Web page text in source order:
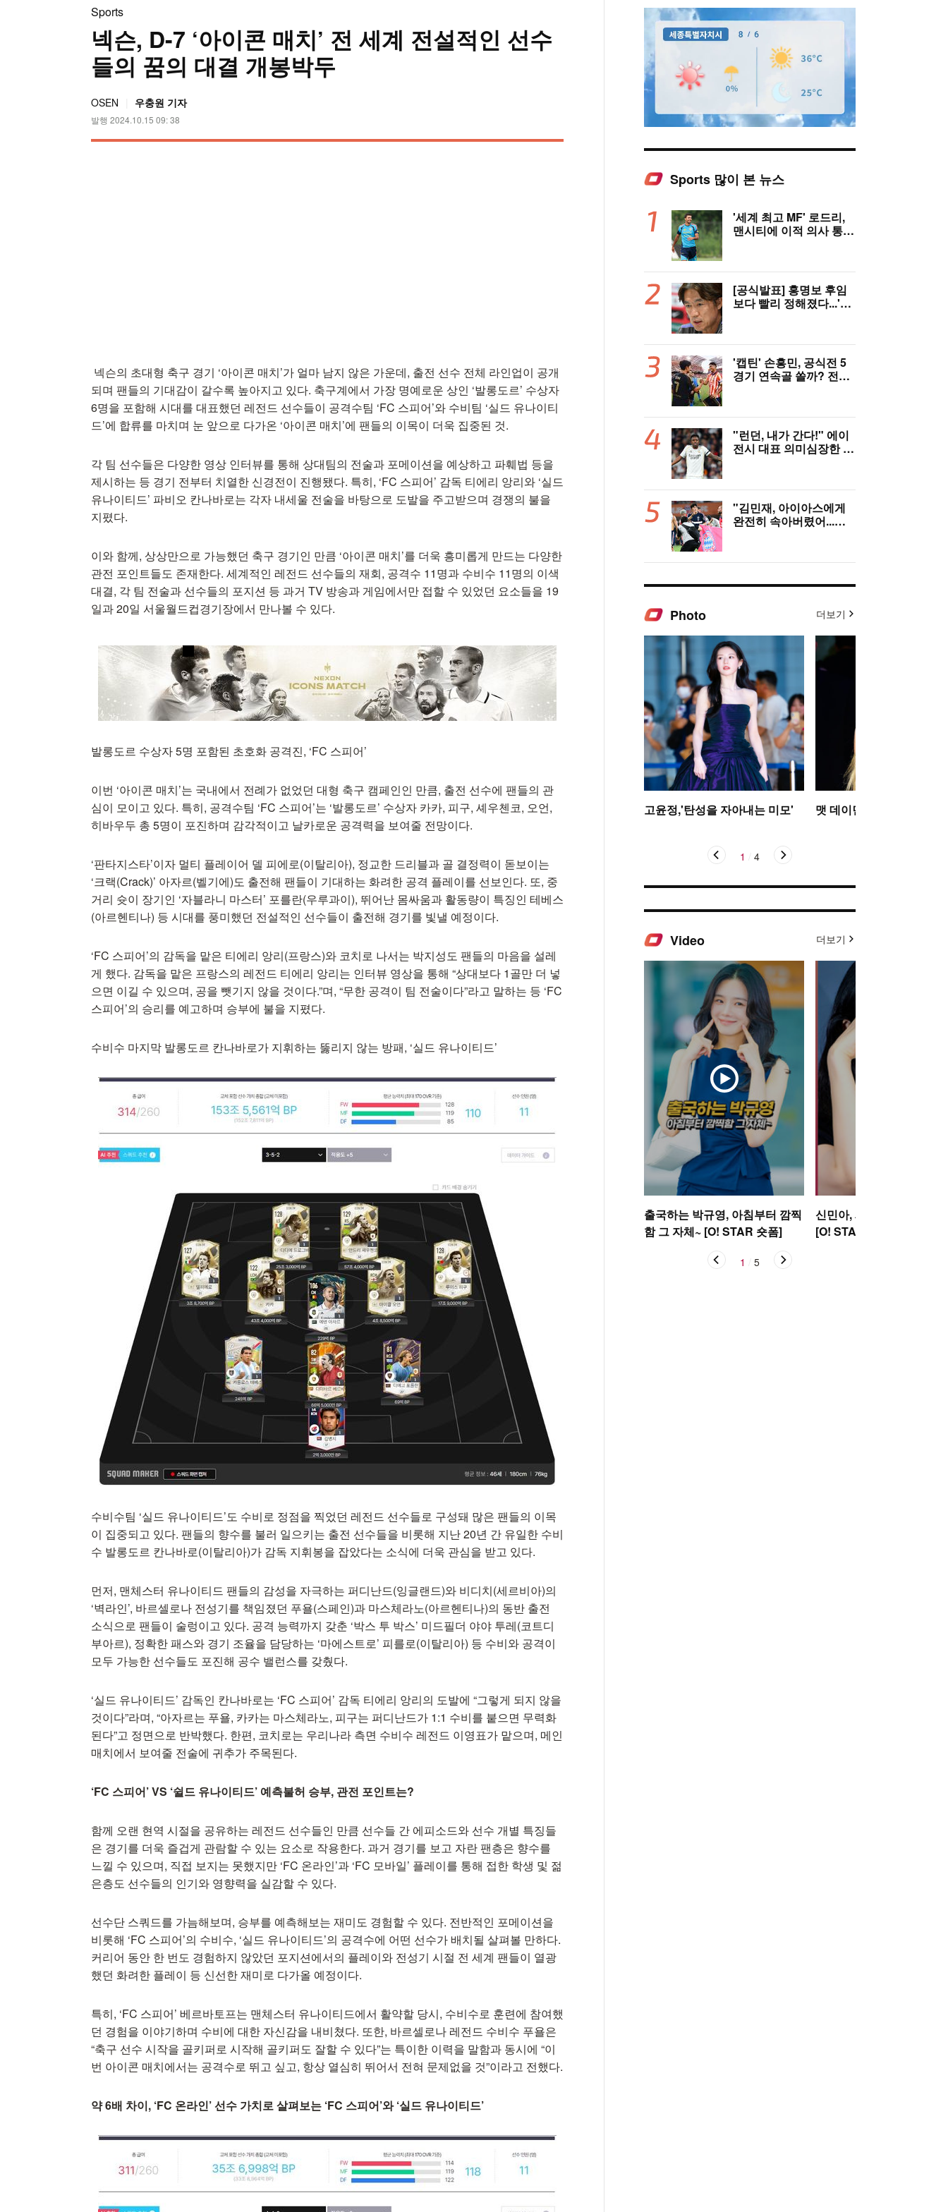
Sports
넥슨, D-7 ‘아이콘 매치’ 전 세계 전설적인 선수
들의 꿈의 대결 개봉박두
OSEN 우충원 기자
발행 2024.10.15 09: 38
넥슨의 초대형 축구 경기 ‘아이콘 매치’가 얼마 남지 않은 가운데, 출전 선수 전체 라인업이 공개
되며 팬들의 기대감이 갈수록 높아지고 있다. 축구계에서 가장 명예로운 상인 ‘발롱도르’ 수상자
6명을 포함해 시대를 대표했던 레전드 선수들이 공격수팀 ‘FC 스피어’와 수비팀 ‘실드 유나이티
드’에 합류를 마치며 눈 앞으로 다가온 ‘아이콘 매치’에 팬들의 이목이 더욱 집중된 것.
각 팀 선수들은 다양한 영상 인터뷰를 통해 상대팀의 전술과 포메이션을 예상하고 파훼법 등을
제시하는 등 경기 전부터 치열한 신경전이 진행됐다. 특히, ‘FC 스피어’ 감독 티에리 앙리와 ‘실드
유나이티드’ 파비오 칸나바로는 각자 내세울 전술을 바탕으로 도발을 주고받으며 경쟁의 불을
지폈다.
이와 함께, 상상만으로 가능했던 축구 경기인 만큼 ‘아이콘 매치’를 더욱 흥미롭게 만드는 다양한
관전 포인트들도 존재한다. 세계적인 레전드 선수들의 재회, 공격수 11명과 수비수 11명의 이색
대결, 각 팀 전술과 선수들의 포지션 등 과거 TV 방송과 게임에서만 접할 수 있었던 요소들을 19
일과 20일 서울월드컵경기장에서 만나볼 수 있다.
발롱도르 수상자 5명 포함된 초호화 공격진, ‘FC 스피어’
이번 ‘아이콘 매치’는 국내에서 전례가 없었던 대형 축구 캠페인인 만큼, 출전 선수에 팬들의 관
심이 모이고 있다. 특히, 공격수팀 ‘FC 스피어’는 ‘발롱도르’ 수상자 카카, 피구, 셰우첸코, 오언,
히바우두 총 5명이 포진하며 감각적이고 날카로운 공격력을 보여줄 전망이다.
‘판타지스타’이자 멀티 플레이어 델 피에로(이탈리아), 정교한 드리블과 골 결정력이 돋보이는
‘크랙(Crack)’ 아자르(벨기에)도 출전해 팬들이 기대하는 화려한 공격 플레이를 선보인다. 또, 중
거리 슛이 장기인 ‘자블라니 마스터’ 포를란(우루과이), 뛰어난 몸싸움과 활동량이 특징인 테베스
(아르헨티나) 등 시대를 풍미했던 전설적인 선수들이 출전해 경기를 빛낼 예정이다.
‘FC 스피어’의 감독을 맡은 티에리 앙리(프랑스)와 코치로 나서는 박지성도 팬들의 마음을 설레
게 했다. 감독을 맡은 프랑스의 레전드 티에리 앙리는 인터뷰 영상을 통해 “상대보다 1골만 더 넣
으면 이길 수 있으며, 공을 뺏기지 않을 것이다.”며, “무한 공격이 팀 전술이다”라고 말하는 등 ‘FC
스피어’의 승리를 예고하며 승부에 불을 지폈다.
수비수 마지막 발롱도르 칸나바로가 지휘하는 뚫리지 않는 방패, ‘실드 유나이티드’
수비수팀 ‘실드 유나이티드’도 수비로 정점을 찍었던 레전드 선수들로 구성돼 많은 팬들의 이목
이 집중되고 있다. 팬들의 향수를 불러 일으키는 출전 선수들을 비롯해 지난 20년 간 유일한 수비
수 발롱도르 칸나바로(이탈리아)가 감독 지휘봉을 잡았다는 소식에 더욱 관심을 받고 있다.
먼저, 맨체스터 유나이티드 팬들의 감성을 자극하는 퍼디난드(잉글랜드)와 비디치(세르비아)의
‘벽라인’, 바르셀로나 전성기를 책임졌던 푸욜(스페인)과 마스체라노(아르헨티나)의 동반 출전
소식으로 팬들이 술렁이고 있다. 공격 능력까지 갖춘 ‘박스 투 박스’ 미드필더 야야 투레(코트디
부아르), 정확한 패스와 경기 조율을 담당하는 ‘마에스트로’ 피를로(이탈리아) 등 수비와 공격이
모두 가능한 선수들도 포진해 공수 밸런스를 갖췄다.
‘실드 유나이티드’ 감독인 칸나바로는 ‘FC 스피어’ 감독 티에리 앙리의 도발에 “그렇게 되지 않을
것이다”라며, “아자르는 푸욜, 카카는 마스체라노, 피구는 퍼디난드가 1:1 수비를 붙으면 무력화
된다”고 정면으로 반박했다. 한편, 코치로는 우리나라 측면 수비수 레전드 이영표가 맡으며, 메인
매치에서 보여줄 전술에 귀추가 주목된다.
‘FC 스피어’ VS ‘쉴드 유나이티드’ 예측불허 승부, 관전 포인트는?
함께 오랜 현역 시절을 공유하는 레전드 선수들인 만큼 선수들 간 에피소드와 선수 개별 특징들
은 경기를 더욱 즐겁게 관람할 수 있는 요소로 작용한다. 과거 경기를 보고 자란 팬층은 향수를
느낄 수 있으며, 직접 보지는 못했지만 ‘FC 온라인’과 ‘FC 모바일’ 플레이를 통해 접한 학생 및 젊
은층도 선수들의 인기와 영향력을 실감할 수 있다.
선수단 스쿼드를 가늠해보며, 승부를 예측해보는 재미도 경험할 수 있다. 전반적인 포메이션을
비롯해 ‘FC 스피어’의 수비수, ‘실드 유나이티드’의 공격수에 어떤 선수가 배치될 살펴볼 만하다.
커리어 동안 한 번도 경험하지 않았던 포지션에서의 플레이와 전성기 시절 전 세계 팬들이 열광
했던 화려한 플레이 등 신선한 재미로 다가올 예정이다.
특히, ‘FC 스피어’ 베르바토프는 맨체스터 유나이티드에서 활약할 당시, 수비수로 훈련에 참여했
던 경험을 이야기하며 수비에 대한 자신감을 내비쳤다. 또한, 바르셀로나 레전드 수비수 푸욜은
“축구 선수 시작을 골키퍼로 시작해 골키퍼도 잘할 수 있다”는 특이한 이력을 말함과 동시에 “이
번 아이콘 매치에서는 공격수로 뛰고 싶고, 항상 열심히 뛰어서 전혀 문제없을 것”이라고 전했다.
약 6배 차이, ‘FC 온라인’ 선수 가치로 살펴보는 ‘FC 스피어’와 ‘실드 유나이티드’
Sports 많이 본 뉴스
'세계 최고 MF' 로드리,
맨시티에 이적 의사 통
까지
[공식발표] 홍명보 후임
보다 빨리 정해졌다...'이
월 A매치 에콰도르·우루
과이와 2연전
'캡틴' 손흥민, 공식전 5
경기 연속골 쏠까? 전반
1 전반 종료
"런던, 내가 간다!" 에이
전시 대표 의미심장한 예
"김민재, 아이아스에게
완전히 속아버렸어...어
Photo 더보기
고윤정,'탄성을 자아내는 미모' 맷 데이먼 딸, 인형 미모
1 4
Video 더보기
출국하는 박규영, 아침부터 깜찍
함 그 자체~ [O! STAR 숏폼]
신민아, 새 신부의 러블리
[O! STAR 숏폼]
1 5